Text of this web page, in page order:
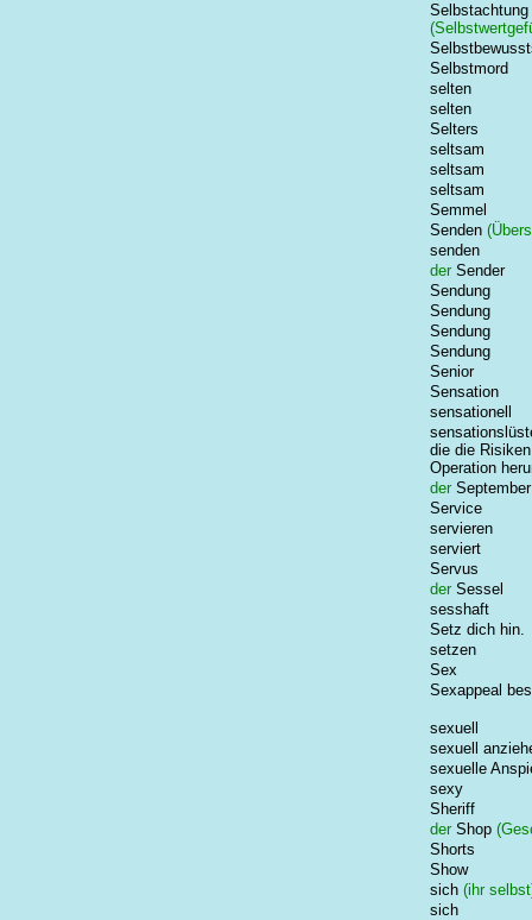
Selbstachtung
Selbstmord
selten
selten
Selters
seltsam
seltsam
seltsam
Semmel
Senden
senden
der Sender
Sendung
Sendung
Sendung
Sendung
Senior
Sensation
sensationell
die die
Operation
der September
Service
servieren
serviert
Servus
der Sessel
sesshaft
Setz dich hin.
setzen
Sex
Sexappeal
sexuell
sexuell
sexuelle
sexy
Sheriff
der Shop
Shorts
Show
sich (ihr
sich